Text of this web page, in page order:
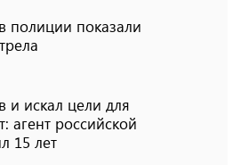
полиции показали
и искал цели для
агент российской
15 лет